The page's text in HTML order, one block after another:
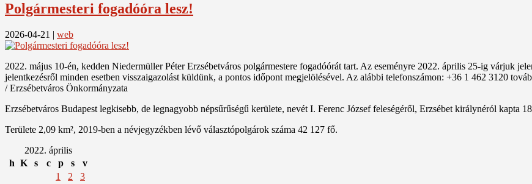
Polgármesteri fogadóóra lesz!
2026-04-21 | web
2022. május 10-én, kedden Niedermüller Péter Erzsébetváros polgármestere fogadóórát tart. Az eseményre 2022. április 25-ig várjuk
jelentkezésről minden esetben visszaigazolást küldünk, a pontos időpont megjelölésével. Az alábbi telefonszámon: +36 1 462 3120
/ Erzsébetváros Önkormányzata
Erzsébetváros Budapest legkisebb, de legnagyobb népsűrűségű kerülete, nevét I. Ferenc József feleségéről, Erzsébet királynéról kapta
Területe 2,09 km², 2019-ben a névjegyzékben lévő választópolgárok száma 42 127 fő.
2022. április
h K s c p s
v
1
2
3